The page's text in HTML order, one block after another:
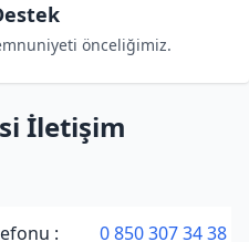
önceliğimiz.
İletişim
: 0 850 307 34 38